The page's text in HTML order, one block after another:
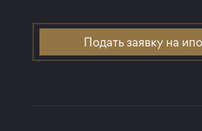
Подать заявку на